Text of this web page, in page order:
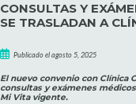
CONSULTAS Y
SE TRASLADAN A
Publicado el agosto 5, 2025
El nuevo convenio con Clínica
consultas y exámenes
Mi Vita vigente.